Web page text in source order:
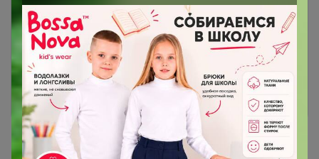
Чтобы ответить или задать вопрос
необходимо авторизоваться на сайте
Это займет меньше минуты
Войти Зарегистрироваться